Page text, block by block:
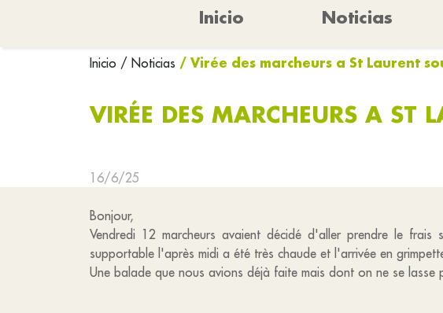
Inicio Noticias
Inicio / Noticias / Virée des marcheurs a St Laurent
VIRÉE DES MARCHEURS A ST
16/6/25
Bonjour,
Vendredi 12 marcheurs avaient décidé d'aller prendre le
supportable l'après midi a été très chaude et l'arrivée en
Une balade que nous avions déjà faite mais dont on ne se lasse